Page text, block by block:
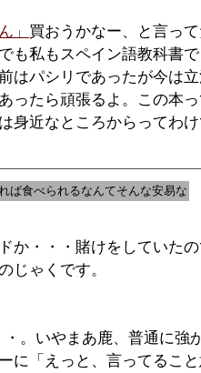
」 買おうかなー、と言っ
も私もスペイン語教科書
はパシリであったが今は
ったら頑張るよ。この本
身近なところからってわ
ば食べられるなんてそんな安易な
か・・・賭けをしていた
じゃくです。
。いやまあ鹿、普通に
に「えっと、言ってるこ